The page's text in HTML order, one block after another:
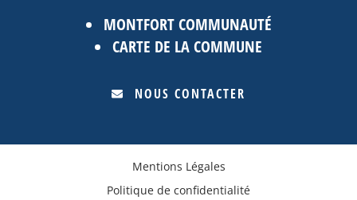
MONTFORT COMMUNAUTÉ
CARTE DE LA COMMUNE
NOUS CONTACTER
Mentions Légales
Politique de confidentialité